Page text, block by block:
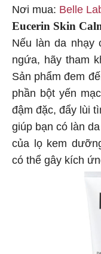
Nơi mua: Belle
Eucerin Skin
Nếu làn da nhạy
ngứa, hãy tham
Sản phẩm đem
phần bột yến
đậm đặc, đẩy lùi
giúp bạn có làn
của lọ kem
có thể gây kích